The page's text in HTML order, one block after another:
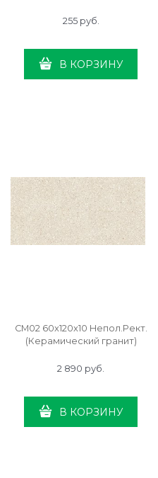
255 руб.
В КОРЗИНУ
CM02 60x120x10 Непол.Рект.
(Керамический гранит)
2 890 руб.
В КОРЗИНУ